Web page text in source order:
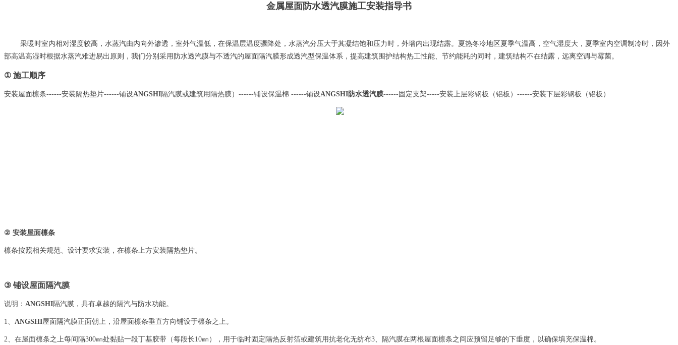
金属屋面防水透汽膜施工安装指导书
采暖时室内相对湿度较高，水蒸汽由内向外渗透，室外气温低，在保温层温度骤降处，水蒸汽分压大于其凝结饱和压力时，外墙内出现结露。夏热冬冷地区夏季气温高，空气湿度大，夏季室内空调制冷时，因外
部高温高湿时根据水蒸汽难进易出原则，我们分别采用防水透汽膜与不透汽的屋面隔汽膜形成透汽型保温体系，提高建筑围护结构热工性能、节约能耗的同时，建筑结构不在结露，远离空调与霉菌。
① 施工顺序
安装屋面檩条------安装隔热垫片------铺设ANGSHI隔汽膜或建筑用隔热膜） ------铺设保温棉 ------铺设ANGSHI防水透汽膜------固定支架-----安装上层彩钢板（铝板）------安装下层彩钢板（铝板）
② 安装屋面檩条
檩条按照相关规范、设计要求安装，在檩条上方安装隔热垫片。
③ 铺设屋面隔汽膜
说明： ANGSHI隔汽膜，具有卓越的隔汽与防水功能。
1、 ANGSHI屋面隔汽膜正面朝上，沿屋面檩条垂直方向铺设于檩条之上。
2、在屋面檩条之上每间隔300㎜处黏贴一段丁基胶带（每段长10㎜），用于临时固定隔热反射箔或建筑用抗老化无纺布3、隔汽膜在两根屋面檩条之间应预留足够的下垂度，以确保填充保温棉。